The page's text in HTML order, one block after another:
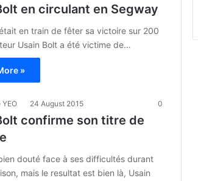
en circulant en Segway
était en train de fêter sa victoire sur 200
Usain Bolt a été victime de…
»
24 August 2015 0
confirme son titre de
douté face à ses difficultés durant
mais le resultat est bien là, Usain